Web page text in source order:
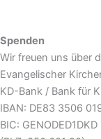
Spenden
Wir freuen uns über
Evangelischer
KD-Bank / Bank für
IBAN: DE83 3506
BIC: GENODED1DKD